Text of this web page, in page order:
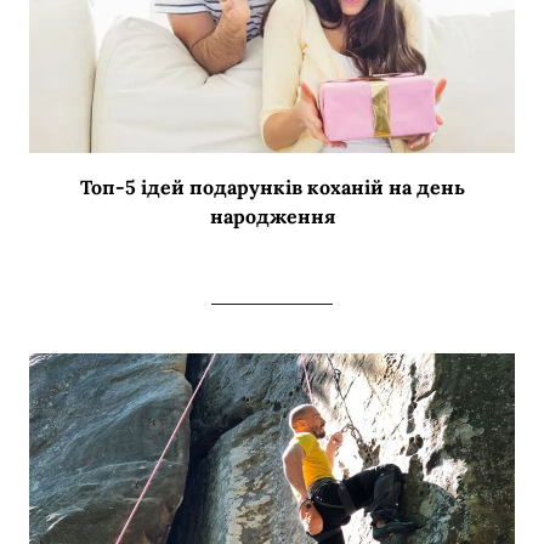
Топ-5 ідей подарунків коханій на день
народження